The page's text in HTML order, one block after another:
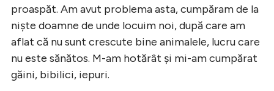
proaspăt. Am avut problema asta, cumpăram de la
niște doamne de unde locuim noi, după care am
aflat că nu sunt crescute bine animalele, lucru care
nu este sănătos. M-am hotărât și mi-am cumpărat
găini, bibilici, iepuri.